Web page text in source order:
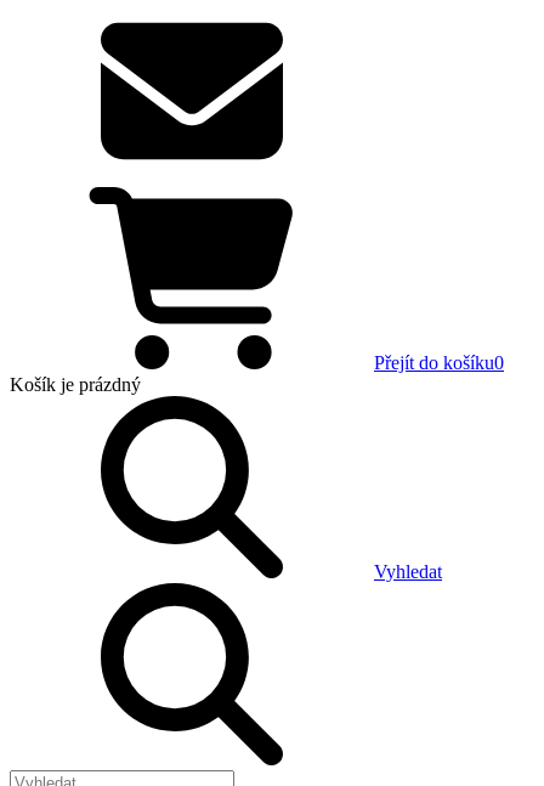
Přejít do košíku0
Košík je prázdný
Vyhledat